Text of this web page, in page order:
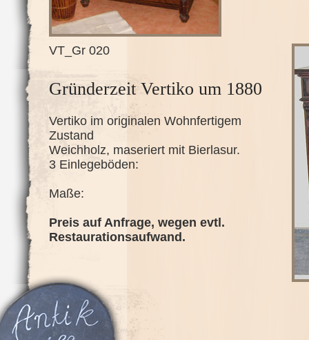
VT_Gr 020
Gründerzeit Vertiko um 1880
Vertiko im originalen Wohnfertigem
Zustand
Weichholz, maseriert mit Bierlasur.
3 Einlegeböden:
Maße:
Preis auf Anfrage, wegen evtl.
Restaurationsaufwand.